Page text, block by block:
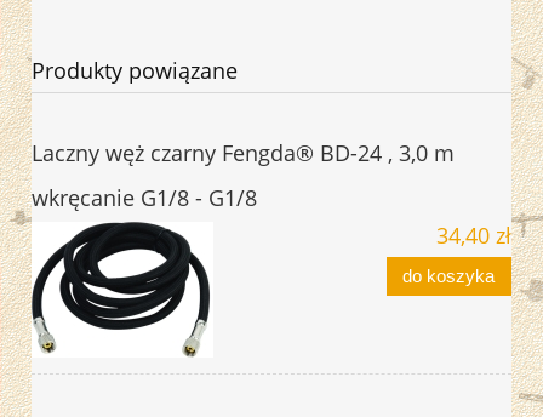
Produkty powiązane
Laczny węż czarny Fengda® BD-24 , 3,0 m
wkręcanie G1/8 - G1/8
34,40 zł
do koszyka